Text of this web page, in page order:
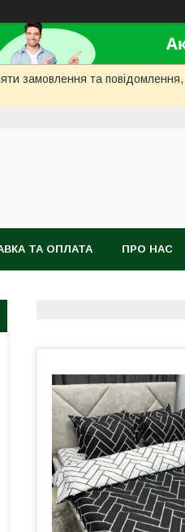
замовлення та
ТА ОПЛАТА ПРО НАС